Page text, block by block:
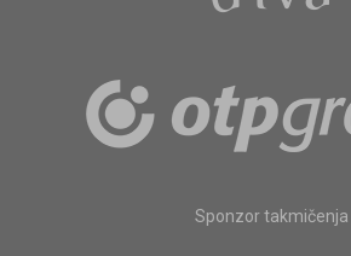
Sponzor takmičenja